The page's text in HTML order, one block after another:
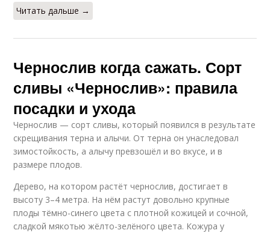
Читать дальше →
Чернослив когда сажать. Сорт
сливы «Чернослив»: правила
посадки и ухода
Чернослив — сорт сливы, который появился в результате
скрещивания терна и алычи. От терна он унаследовал
зимостойкость, а алычу превзошёл и во вкусе, и в
размере плодов.
Дерево, на котором растёт чернослив, достигает в
высоту 3–4 метра. На нём растут довольно крупные
плоды тёмно-синего цвета с плотной кожицей и сочной,
сладкой мякотью жёлто-зелёного цвета. Кожура у